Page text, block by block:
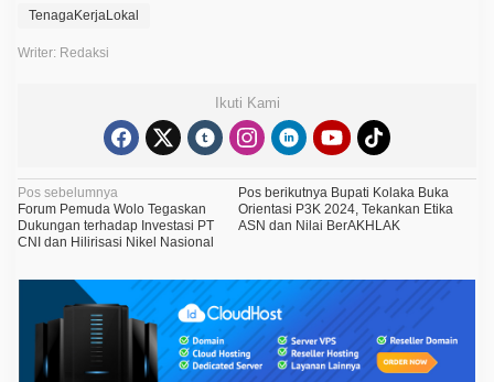
TenagaKerjaLokal
Writer: Redaksi
Ikuti Kami
N
a
v
i
Pos sebelumnya
Forum Pemuda Wolo Tegaskan
Dukungan terhadap Investasi PT
CNI dan Hilirisasi Nikel Nasional
Pos berikutnyaBupati Kolaka Buka
Orientasi P3K 2024, Tekankan Etika
ASN dan Nilai BerAKHLAK